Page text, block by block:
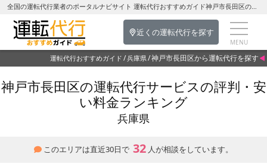
全国の運転代行業者のポータルナビサイト 運転代行おすすめガイド神戸市長田区の運転代行を探す-兵庫県の運転代行
近くの運転代行を探す
運転代行おすすめガイド 兵庫県 神戸市長田区から運転代行を探す
神戸市長田区の運転代行サービスの評判・安
い料金ランキング
兵庫県
このエリアは直近30日で 32 人が相談をしています。